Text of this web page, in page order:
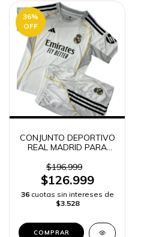
36%
OFF
CONJUNTO DEPORTIVO
REAL MADRID PARA
$196.999
$126.999
36 cuotas sin intereses de
$3.528
COMPRAR